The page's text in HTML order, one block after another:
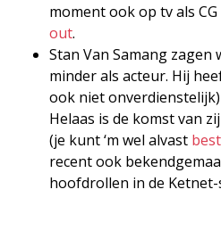
moment ook op tv als
out.
Stan Van Samang zagen
minder als acteur. Hij
ook niet
Helaas is de komst van
(je kunt ‘m wel alvast
recent ook
hoofdrollen in de